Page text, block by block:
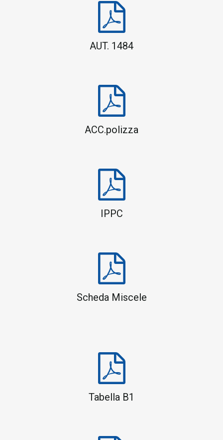
AUT. 1484
ACC.polizza
IPPC
Scheda Miscele
Tabella B1